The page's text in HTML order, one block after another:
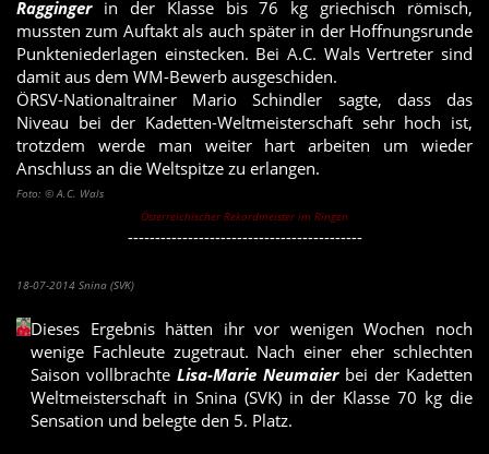
Raggingerin der Klasse bis 76 kg griechisch römisch,
mussten zum Auftakt als auch später in der Hoffnungsrunde
Punkteniederlagen einstecken. Bei A.C. Wals Vertreter sind
damit aus dem WM-Bewerb ausgeschiden.
ÖRSV-Nationaltrainer Mario Schindler sagte, dass das
Niveau bei der Kadetten-Weltmeisterschaft sehr hoch ist,
trotzdem werde man weiter hart arbeiten um wieder
Anschluss an die Weltspitze zu erlangen.
Foto: © A.C. Wals
Österreichischer Rekordmeister im Ringen
-------------------------------------------
18-07-2014 Snina (SVK)
Dieses Ergebnis hätten ihr vor wenigen Wochen noch
wenige Fachleute zugetraut. Nach einer eher schlechten
Saison vollbrachte Lisa-Marie Neumaierbei der Kadetten
Weltmeisterschaft in Snina (SVK) in der Klasse 70 kg die
Sensation und belegte den 5. Platz.